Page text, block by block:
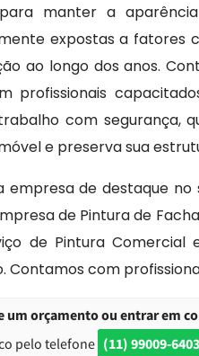
manter a
expostas a fatores
ao longo dos anos.
profissionais
com segurança,
e preserva sua
empresa de destaque no
de Pintura de
de Pintura
Contamos com
um orçamento ou entrar em
pelo telefone (11) 99009-6403